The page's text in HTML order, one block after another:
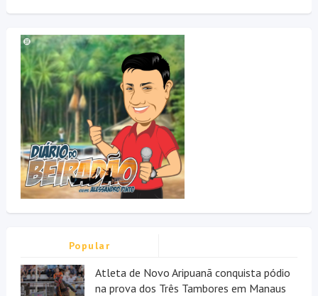
Popular
Atleta de Novo Aripuanã conquista pódio
na prova dos Três Tambores em Manaus